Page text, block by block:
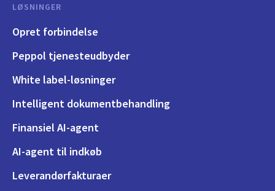
LØSNINGER
Opret forbindelse
Peppol tjenesteudbyder
White label-løsninger
Intelligent dokumentbehandling
Finansiel AI-agent
AI-agent til indkøb
Leverandørfakturaer